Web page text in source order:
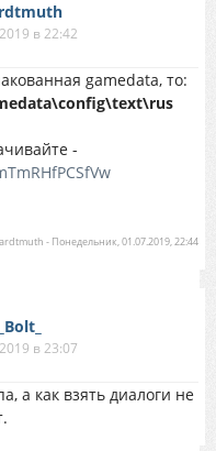
в 22:42
gamedata, то:
-
- Понедельник, 01.07.2019, 22:44
_Bolt_
в 23:07
а как взять диалоги не